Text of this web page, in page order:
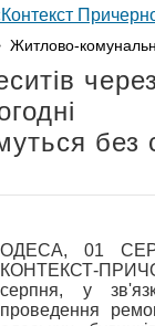
Житлово-
без
ОДЕСА, 01
КОНТЕКСТ-
серпня, у
проведення